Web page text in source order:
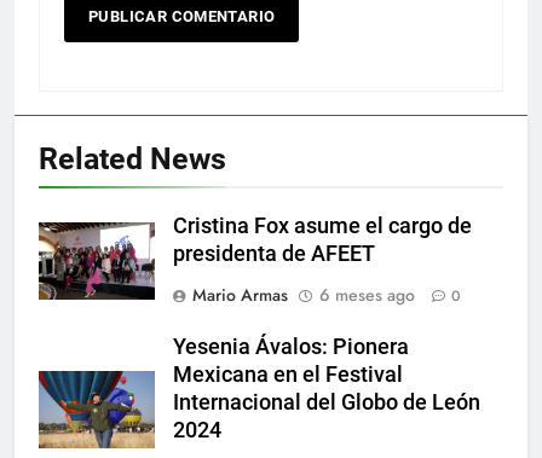
Related News
Cristina Fox asume el cargo de
presidenta de AFEET
Mario Armas
6 meses ago 0
Yesenia Ávalos: Pionera
Mexicana en el Festival
Internacional del Globo de León
2024